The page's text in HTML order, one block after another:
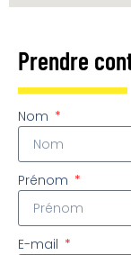
Prendre
Nom
Prénom
E-mail